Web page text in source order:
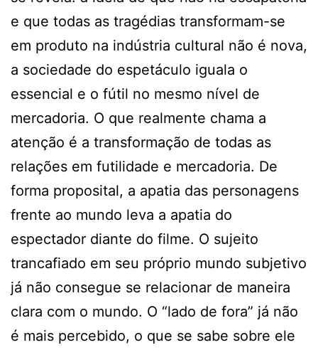
e que todas as tragédias transformam-se
em produto na indústria cultural não é nova,
a sociedade do espetáculo iguala o
essencial e o fútil no mesmo nível de
mercadoria. O que realmente chama a
atenção é a transformação de todas as
relações em futilidade e mercadoria. De
forma proposital, a apatia das personagens
frente ao mundo leva a apatia do
espectador diante do filme. O sujeito
trancafiado em seu próprio mundo subjetivo
já não consegue se relacionar de maneira
clara com o mundo. O “lado de fora” já não
é mais percebido, o que se sabe sobre ele